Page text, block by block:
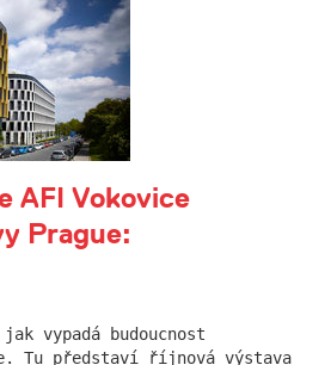
AFI Vokovice
Prague:
vypadá budoucnost
Tu představí říjnová výstava